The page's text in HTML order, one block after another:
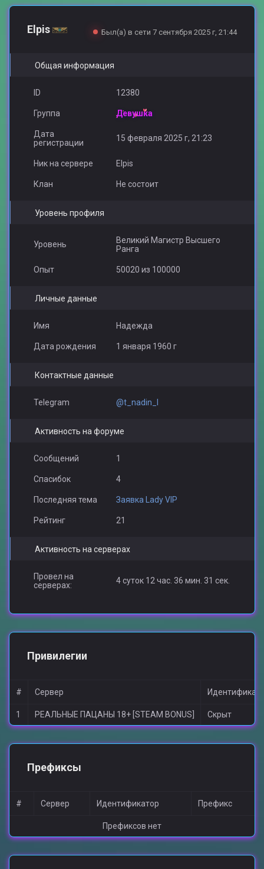
Elpis Был(а) в сети 7 сентября 2025 г, 21:44
Общая информация
ID 12380
Группа Девушка
Дата
регистрации
15 февраля 2025 г, 21:23
Ник на сервере Elpis
Клан Не состоит
Уровень профиля
Уровень
Великий Магистр Высшего
Ранга
Опыт 50020 из 100000
Личные данные
Имя Надежда
Дата рождения 1 января 1960 г
Контактные данные
Telegram @t_nadin_l
Активность на форуме
Сообщений 1
Спасибок 4
Последняя тема Заявка Lady VIP
Рейтинг 21
Активность на серверах
Провел на
серверах:
4 суток 12 час. 36 мин. 31 сек.
Привилегии
# Сервер
1 РЕАЛЬНЫЕ ПАЦАНЫ 18+ [STEAM BONUS] Скрыт
Префиксы
# Сервер Идентификатор Префикс
Префиксов нет